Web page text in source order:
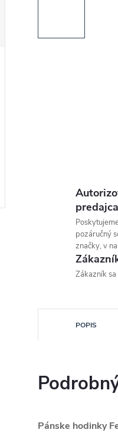
predajca
pozáručný
značky, v
Zákazník
POPIS
Pánske hodinky